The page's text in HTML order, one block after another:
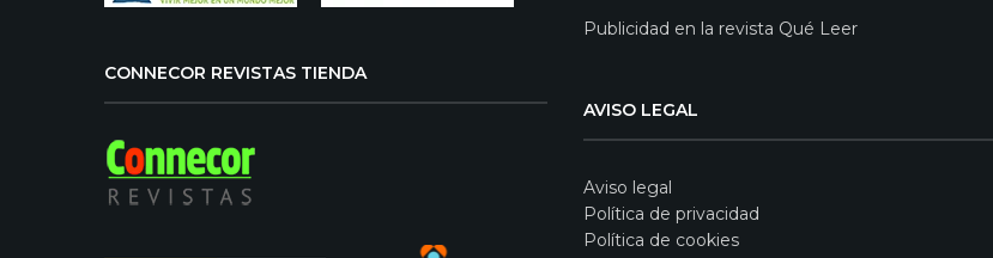
CONNECOR REVISTAS TIENDA
Publicidad en la revista Qué Leer
AVISO LEGAL
Aviso legal
Política de privacidad
Política de cookies